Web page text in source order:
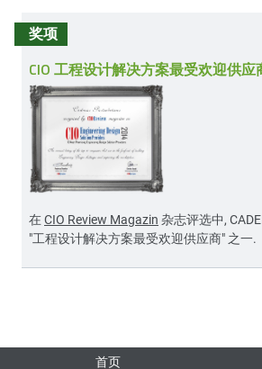
奖项
CIO 工程设计解决方案最受欢迎供应
在CIO Review Magazin 杂志评选中,
"工程设计解决方案最受欢迎供应商" 之一.
首页